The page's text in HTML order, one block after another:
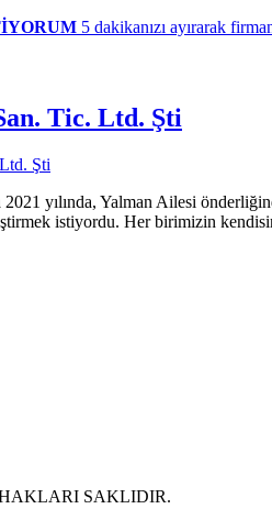
5 dakikanızı ayırarak
Tic. Ltd. Şti
yılında, Yalman Ailesi
istiyordu. Her birimizin
SAKLIDIR.